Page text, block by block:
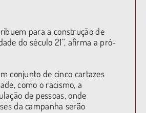
para a construção de
do século 21”, afirma a pró-
conjunto de cinco cartazes
como o racismo, a
de pessoas, onde
da campanha serão